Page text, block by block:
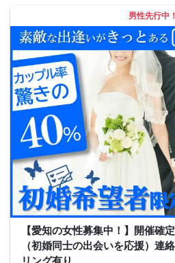
男性先行中！
【愛知の女性募集中！】開催確
（初婚同士の出会いを応援）連